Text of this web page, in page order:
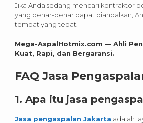
Jika Anda sedang mencari kontraktor
yang benar-benar dapat diandalkan,
tempat yang tepat.
Mega-AspalHotmix.com — Ahli
Kuat, Rapi, dan Bergaransi.
FAQ Jasa
1. Apa itu jasa
Jasa pengaspalan Jakarta adalah